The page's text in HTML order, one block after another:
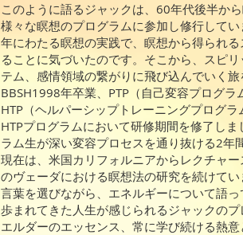
このように語るジャックは、60年代後半か
様々な瞑想のプログラムに参加し修行して
年にわたる瞑想の実践で、瞑想から得られ
ることに気づいたのです。そこから、スピ
テム、感情領域の繋がりに飛び込んでいく旅
BBSH1998年卒業、PTP（自己変容プログ
HTP（ヘルパーシップトレーニングプログ
HTPプログラムにおいて研修期間を修了し
ラム生が深い変容プロセスを通り抜ける2年
現在は、米国カリフォルニアからレクチャ
のヴェーダにおける瞑想法の研究を続けて
言葉を選びながら、エネルギーについて語っ
歩まれてきた人生が感じられるジャックの
エルダーのエッセンス、常に学び続ける熱